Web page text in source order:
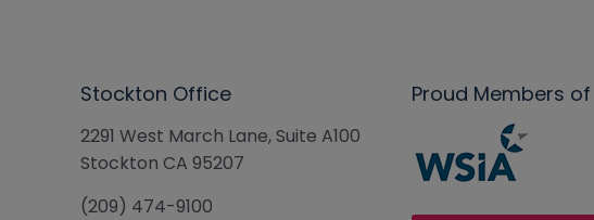
Stockton Office
2291 West March Lane, Suite A100
Stockton CA 95207
(209) 474-9100
Proud Members of